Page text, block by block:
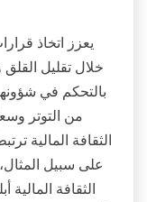
يعزز اتخاذ
خلال تقليل القلق
بالتحكم في
من التوتر
الثقافة المالية
الثقافة